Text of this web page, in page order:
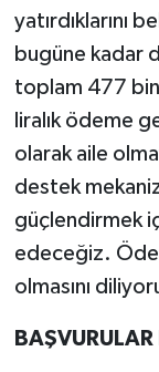
yatırdıklarını
bugüne kadar
toplam 477
liralık ödeme
olarak aile
destek
güçlendirmek
edeceğiz.
olmasını